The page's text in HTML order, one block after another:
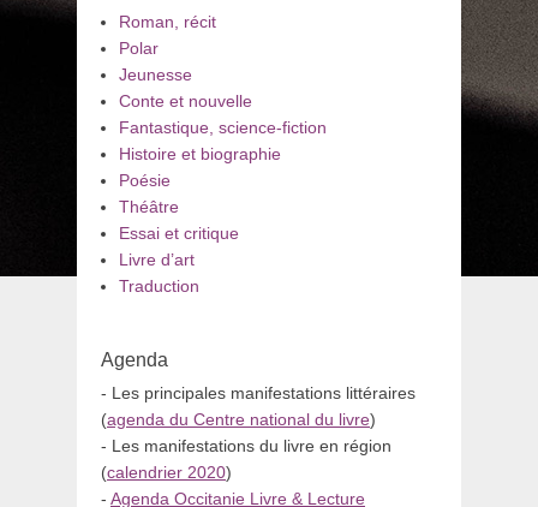
Roman, récit
Polar
Jeunesse
Conte et nouvelle
Fantastique, science-fiction
Histoire et biographie
Poésie
Théâtre
Essai et critique
Livre d’art
Traduction
Agenda
- Les principales manifestations littéraires
(agenda du Centre national du livre)
- Les manifestations du livre en région
(calendrier 2020)
- Agenda Occitanie Livre & Lecture